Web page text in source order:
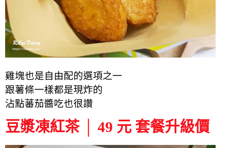
雞塊也是自由配的選項之一
跟薯條一樣都是現炸的
沾點蕃茄醬吃也很讚
豆漿凍紅茶 │ 49 元 套餐升級價